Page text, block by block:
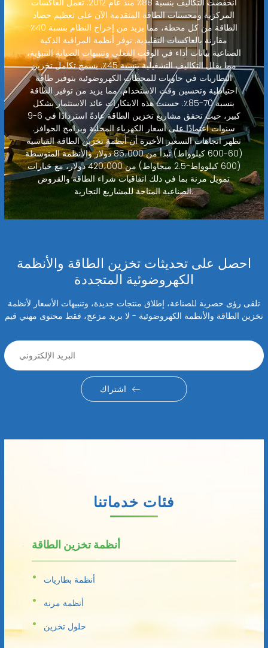
انخفضت التكاليف بنسبة 88٪ منذ عام 2012. تعمل العاكسات
المركزية ومحسنات الطاقة المتقدمة الآن على تعظيم حصاد
الطاقة من كل محطة، مما يزيد من إخراج النظام بنسبة 40٪
مقارنة بالعاكسات التقليدية. توفر أنظمة المراقبة الذكية
الصناعية بيانات أداء في الوقت الفعلي وتنبيهات الصيانة التنبؤية،
مما يقلل التكاليف التشغيلية بنسبة 45٪. يسمح تكامل تخزين
البطاريات في حاويات للمحطات الكهروضوئية بتوفير طاقة
احتياطية وتحسين وقت الاستخدام، مما يزيد من توفير الطاقة
بنسبة 70-85٪. حسنت هذه الابتكارات عائد الاستثمار بشكل
كبير، حيث تحقق مشاريع تخزين الطاقة عادةً استردادًا في 6-9
سنوات اعتمادًا على أسعار الكهرباء المحلية وبرامج الحوافز.
تظهر اتجاهات التسعير الأخيرة أن أنظمة تخزين الطاقة القياسية
(60-600 كيلوواط) تبدأ من 85،000 دولار والأنظمة المتوسطة
(600 كيلوواط-2.5 ميجاواط) من 420،000 دولار، مع خيارات
تمويل مرنة بما في ذلك اتفاقيات شراء الطاقة والقروض
الصناعية المتاحة للمشاريع التجارية.
احصل على تحديثات تخزين الطاقة والأنظمة
الكهروضوئية المتجددة
تلقى رؤى حصرية للصناعة، إطلاق منتجات جديدة، وتنبيهات الأسعار لأنظمة
تخزين الطاقة والأنظمة الكهروضوئية - لا بريد مزعج، فقط محتوى مهني قيم
اشتراك
فئات خدماتنا
أنظمة تخزين الطاقة
أنظمة بطاريات
أنظمة مرنة
حلول تخزين